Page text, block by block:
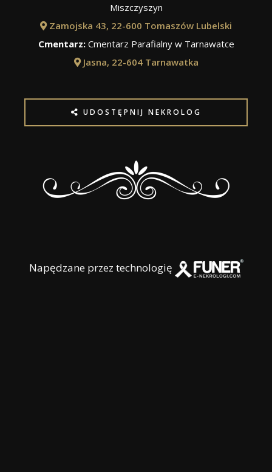
Miszczyszyn
Zamojska 43, 22-600 Tomaszów Lubelski
Cmentarz:Cmentarz Parafialny w Tarnawatce
Jasna, 22-604 Tarnawatka
UDOSTĘPNIJ NEKROLOG
Napędzane przez technologię